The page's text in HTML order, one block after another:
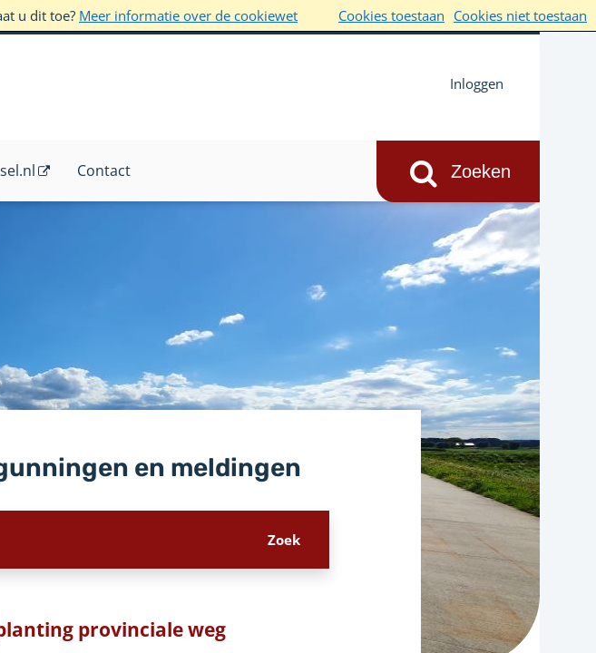
u dit toe? Meer informatie over de cookiewet Cookies toestaan Cookies niet toestaan
Inloggen
Contact
en meldingen
provinciale weg